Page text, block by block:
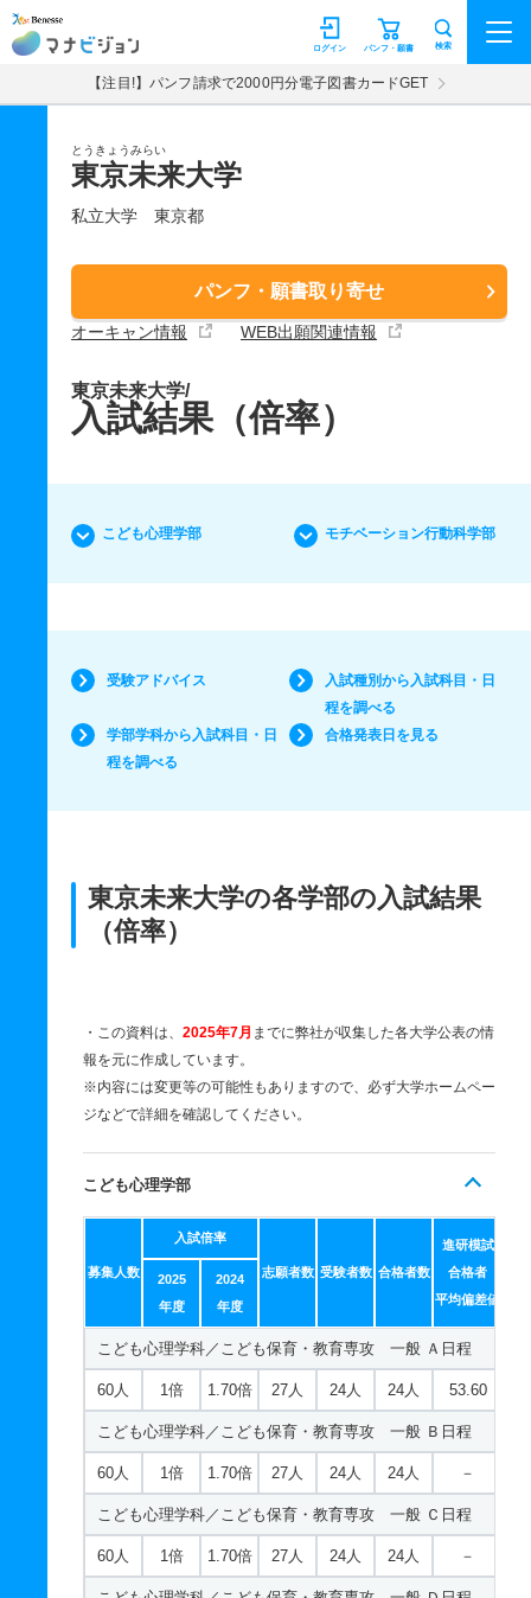
マナビジョン パンフ・願書
ログイン 検索
【注目!】パンフ請求で2000円分電子図書カードGET
とうきょうみらい
東京未来大学
私立大学 東京都
パンフ・願書取り寄せ
オーキャン情報 WEB出願関連情報
東京未来大学/
入試結果（倍率）
こども心理学部 モチベーション行動科学部
受験アドバイス
入試種別から入試科目・日
程を調べる
学部学科から入試科目・日
程を調べる
合格発表日を見る
東京未来大学の各学部の入試結果
（倍率）
・この資料は、 2025年7月 までに弊社が収集した各大学公表の情
報を元に作成しています。
※内容には変更等の可能性もありますので、必ず大学ホームペー
ジなどで詳細を確認してください。
こども心理学部
募集人数
入試倍率
志願者数 受験者数 合格者数
進研模試
合格者
平均偏差値
2025
年度
2024
年度
こども心理学科／こども保育・教育専攻 一般 Ａ日程
60人 1倍 1.70倍 27人 24人 24人 53.60
こども心理学科／こども保育・教育専攻 一般 Ｂ日程
60人 1倍 1.70倍 27人 24人 24人 －
こども心理学科／こども保育・教育専攻 一般 Ｃ日程
60人 1倍 1.70倍 27人 24人 24人 －